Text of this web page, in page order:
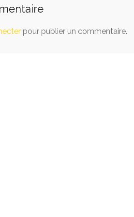
pour publier un commentaire.